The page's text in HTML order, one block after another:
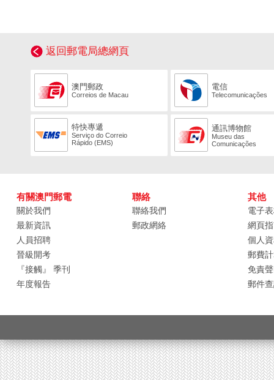
返回郵電局總網頁
澳門郵政
Correios de Macau
電信
Telecomunicações
特快專遞
Serviço do Correio
Rápido (EMS)
通訊博物館
Museu das
Comunicações
有關澳門郵電
關於我們
最新資訊
人員招聘
晉級開考
『接觸』 季刊
年度報告
聯絡
聯絡我們
郵政網絡
其他
電子
網頁
個人
郵費
免責
郵件